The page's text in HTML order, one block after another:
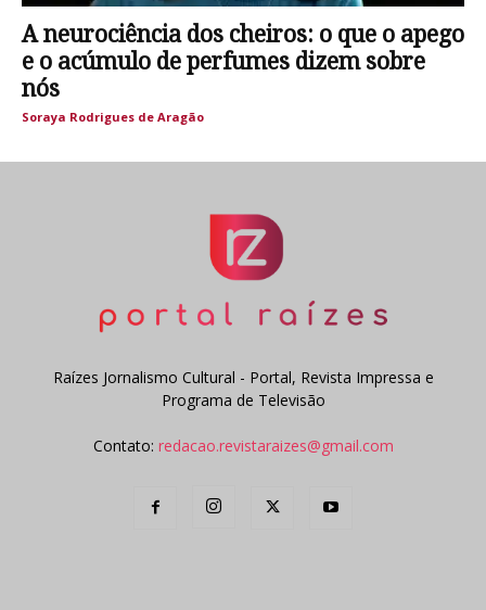
A neurociência dos cheiros: o que o apego
e o acúmulo de perfumes dizem sobre
nós
Soraya Rodrigues de Aragão
Raízes Jornalismo Cultural - Portal, Revista Impressa e
Programa de Televisão
Contato: redacao.revistaraizes@gmail.com